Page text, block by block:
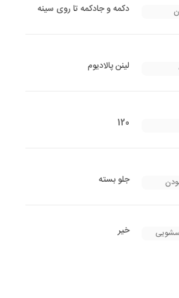
دکمه و جادکمه تا روی سینه
لینن پالادیوم
120
جلو بسته
خیر